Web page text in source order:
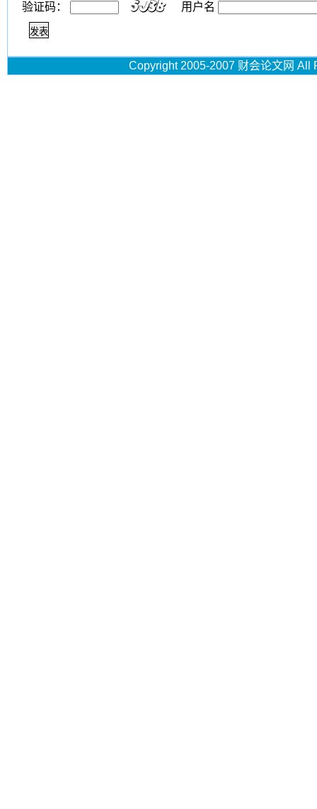
验证码： 用户名
Copyright 2005-2007 财会论文网 All